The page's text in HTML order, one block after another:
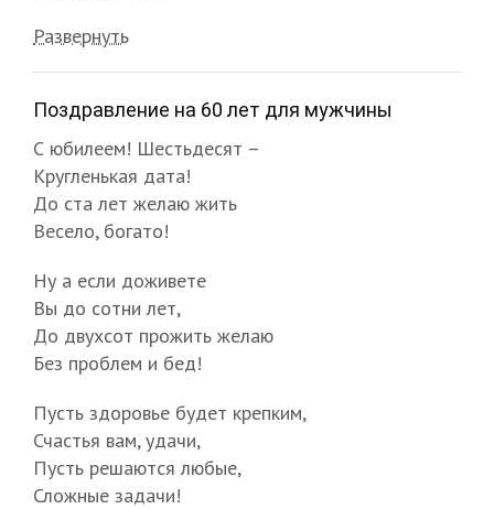
Развернуть
Поздравление на 60 лет для мужчины
С юбилеем! Шестьдесят –
Кругленькая дата!
До ста лет желаю жить
Весело, богато!
Ну а если доживете
Вы до сотни лет,
До двухсот прожить желаю
Без проблем и бед!
Пусть здоровье будет крепким,
Счастья вам, удачи,
Пусть решаются любые,
Сложные задачи!